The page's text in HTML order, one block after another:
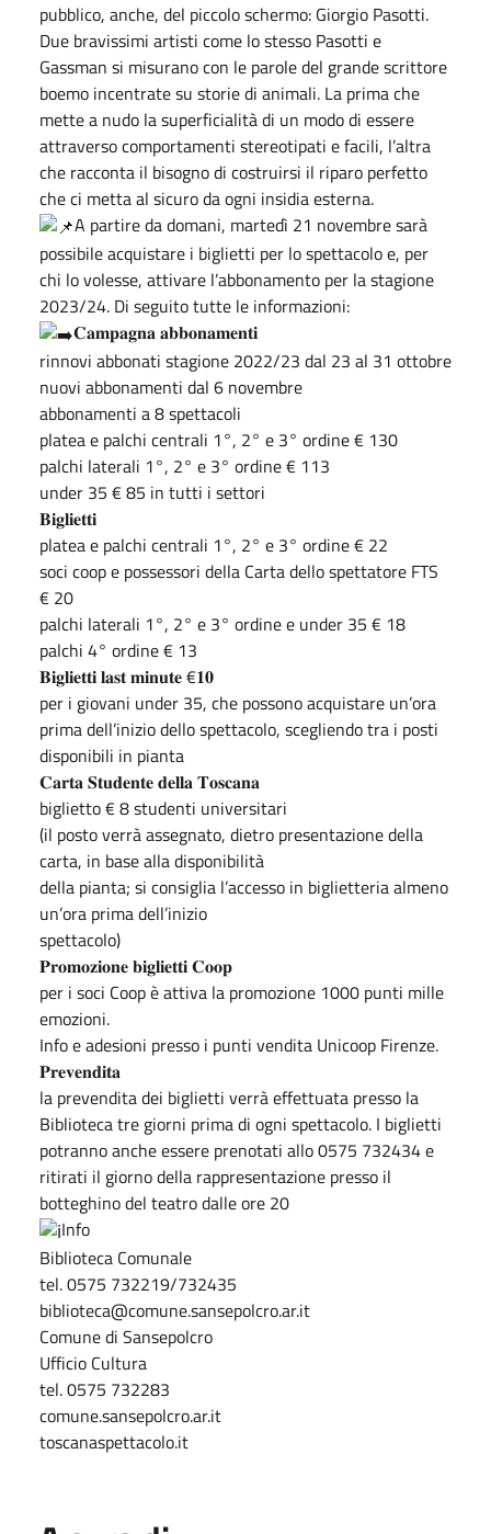
pubblico, anche, del piccolo schermo: Giorgio Pasotti.
Due bravissimi artisti come lo stesso Pasotti e
Gassman si misurano con le parole del grande scrittore
boemo incentrate su storie di animali. La prima che
mette a nudo la superficialità di un modo di essere
attraverso comportamenti stereotipati e facili, l’altra
che racconta il bisogno di costruirsi il riparo perfetto
che ci metta al sicuro da ogni insidia esterna.
A partire da domani, martedì 21 novembre sarà
possibile acquistare i biglietti per lo spettacolo e, per
chi lo volesse, attivare l’abbonamento per la stagione
2023/24. Di seguito tutte le informazioni:
𝐂𝐚𝐦𝐩𝐚𝐠𝐧𝐚 𝐚𝐛𝐛𝐨𝐧𝐚𝐦𝐞𝐧𝐭𝐢
rinnovi abbonati stagione 2022/23 dal 23 al 31 ottobre
nuovi abbonamenti dal 6 novembre
abbonamenti a 8 spettacoli
platea e palchi centrali 1°, 2° e 3° ordine € 130
palchi laterali 1°, 2° e 3° ordine € 113
under 35 € 85 in tutti i settori
𝐁𝐢𝐠𝐥𝐢𝐞𝐭𝐭𝐢
platea e palchi centrali 1°, 2° e 3° ordine € 22
soci coop e possessori della Carta dello spettatore FTS
€ 20
palchi laterali 1°, 2° e 3° ordine e under 35 € 18
palchi 4° ordine € 13
𝐁𝐢𝐠𝐥𝐢𝐞𝐭𝐭𝐢 𝐥𝐚𝐬𝐭 𝐦𝐢𝐧𝐮𝐭𝐞 €𝟏𝟎
per i giovani under 35, che possono acquistare un’ora
prima dell’inizio dello spettacolo, scegliendo tra i posti
disponibili in pianta
𝐂𝐚𝐫𝐭𝐚 𝐒𝐭𝐮𝐝𝐞𝐧𝐭𝐞 𝐝𝐞𝐥𝐥𝐚 𝐓𝐨𝐬𝐜𝐚𝐧𝐚
biglietto € 8 studenti universitari
(il posto verrà assegnato, dietro presentazione della
carta, in base alla disponibilità
della pianta; si consiglia l’accesso in biglietteria almeno
un’ora prima dell’inizio
spettacolo)
𝐏𝐫𝐨𝐦𝐨𝐳𝐢𝐨𝐧𝐞 𝐛𝐢𝐠𝐥𝐢𝐞𝐭𝐭𝐢 𝐂𝐨𝐨𝐩
per i soci Coop è attiva la promozione 1000 punti mille
emozioni.
Info e adesioni presso i punti vendita Unicoop Firenze.
𝐏𝐫𝐞𝐯𝐞𝐧𝐝𝐢𝐭𝐚
la prevendita dei biglietti verrà effettuata presso la
Biblioteca tre giorni prima di ogni spettacolo. I biglietti
potranno anche essere prenotati allo 0575 732434 e
ritirati il giorno della rappresentazione presso il
botteghino del teatro dalle ore 20
Info
Biblioteca Comunale
tel. 0575 732219/732435
biblioteca@comune.sansepolcro.ar.it
Comune di Sansepolcro
Ufficio Cultura
tel. 0575 732283
comune.sansepolcro.ar.it
toscanaspettacolo.it